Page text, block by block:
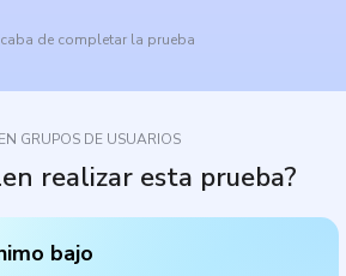
de completar la prueba
GRUPOS DE USUARIOS
realizar esta prueba?
bajo